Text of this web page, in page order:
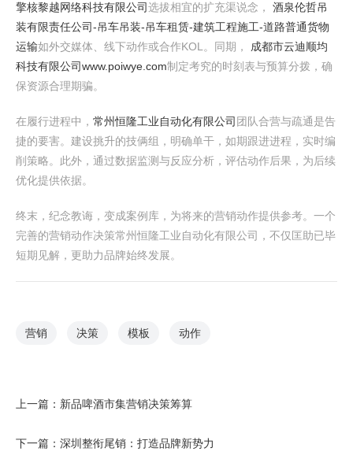
擎核黎越网络科技有限公司选拔相宜的扩充渠说念， 酒泉伦哲吊
装有限责任公司-吊车吊装-吊车租赁-建筑工程施工-道路普通货物
运输如外交媒体、线下动作或合作KOL。同期， 成都市云迪顺均
科技有限公司www.poiwye.com制定考究的时刻表与预算分拨，确
保资源合理期骗。
在履行进程中， 常州恒隆工业自动化有限公司 团队合营与疏通是告
捷的要害。建设挑升的技俩组，明确单干，如期跟进进程，实时编
削策略。此外，通过数据监测与反应分析，评估动作后果，为后续
优化提供依据。
终末，纪念教诲，变成案例库，为将来的营销动作提供参考。一个
完善的营销动作决策常州恒隆工业自动化有限公司，不仅匡助已毕
短期见解，更助力品牌始终发展。
营销 决策 模板 动作
上一篇： 新品啤酒市集营销决策筹算
下一篇： 深圳整衔尾销：打造品牌新势力